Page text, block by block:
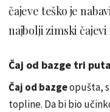
čajeve teško je
najbolji zimski
Čaj od bazge tri
Čaj od bazgeopušta,
topline. Da bi bio